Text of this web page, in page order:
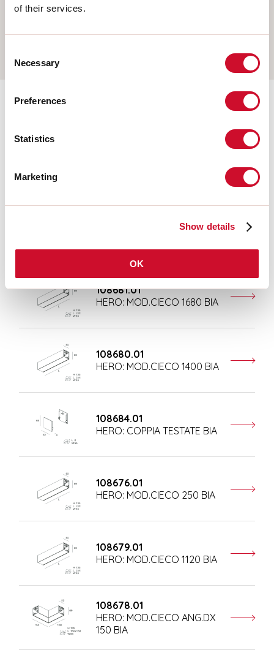
of their services.
Selection
Necessary
Preferences
Statistics
Marketing
Show details
OK
PENDEL
HERO: TESTATA OPALE PER
108681.01
HERO: MOD.CIECO 1680 BIA
108680.01
HERO: MOD.CIECO 1400 BIA
108684.01
HERO: COPPIA TESTATE BIA
108676.01
HERO: MOD.CIECO 250 BIA
108679.01
HERO: MOD.CIECO 1120 BIA
108678.01
HERO: MOD.CIECO ANG.DX
150 BIA